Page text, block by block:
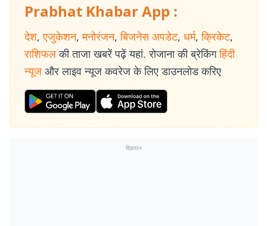
Prabhat Khabar App :
देश, एजुकेशन, मनोरंजन, बिजनेस अपडेट, धर्म, क्रिकेट,
राशिफल की ताजा खबरें पढ़ें यहां. रोजाना की ब्रेकिंग हिंदी
न्यूज और लाइव न्यूज कवरेज के लिए डाउनलोड करिए
विज्ञापन